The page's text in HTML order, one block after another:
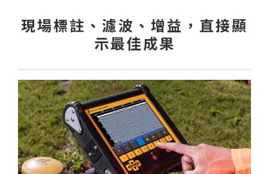
現場標註、濾波、增益，直接顯
示最佳成果